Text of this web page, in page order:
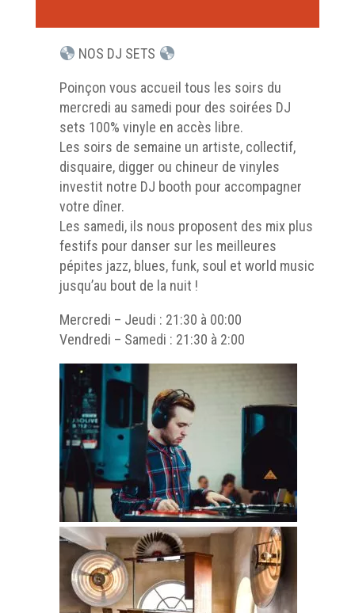
NOS DJ SETS
Poinçon vous accueil tous les soirs du
mercredi au samedi pour des soirées DJ
sets 100% vinyle en accès libre.
Les soirs de semaine un artiste, collectif,
disquaire, digger ou chineur de vinyles
investit notre DJ booth pour accompagner
votre dîner.
Les samedi, ils nous proposent des mix plus
festifs pour danser sur les meilleures
pépites jazz, blues, funk, soul et world music
jusqu’au bout de la nuit !
Mercredi – Jeudi : 21:30 à 00:00
Vendredi – Samedi : 21:30 à 2:00